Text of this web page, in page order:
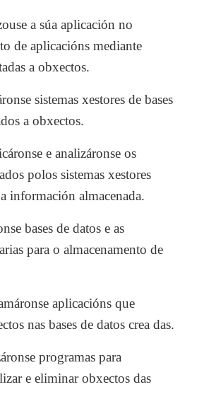
a súa aplicación no
de aplicacións mediante
a obxectos.
sistemas xestores de bases
a obxectos.
e analizáronse os
polos sistemas xestores
información almacenada.
bases de datos e as
para o almacenamento de
aplicacións que
nas bases de datos crea das.
programas para
e eliminar obxectos das